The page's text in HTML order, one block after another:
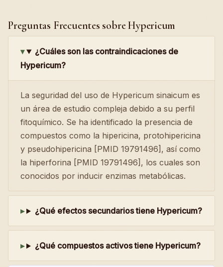
Preguntas Frecuentes sobre Hypericum
¿Cuáles son las contraindicaciones de
Hypericum?
La seguridad del uso de Hypericum sinaicum es
un área de estudio compleja debido a su perfil
fitoquímico. Se ha identificado la presencia de
compuestos como la hipericina, protohipericina
y pseudohipericina [PMID 19791496], así como
la hiperforina [PMID 19791496], los cuales son
conocidos por inducir enzimas metabólicas.
¿Qué efectos secundarios tiene Hypericum?
¿Qué compuestos activos tiene Hypericum?